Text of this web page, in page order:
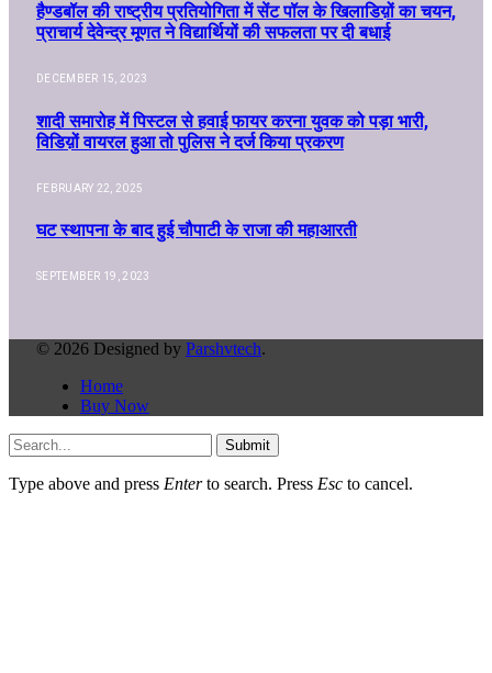
हैण्डबॉल की राष्ट्रीय प्रतियोगिता में सेंट पॉल के खिलाडिय़ों का चयन,
प्राचार्य देवेन्द्र मूणत ने विद्यार्थियों की सफलता पर दी बधाई
DECEMBER 15, 2023
शादी समारोह में पिस्टल से हवाई फायर करना युवक को पड़ा भारी,
विडिय़ों वायरल हुआ तो पुलिस ने दर्ज किया प्रकरण
FEBRUARY 22, 2025
घट स्थापना के बाद हुई चौपाटी के राजा की महाआरती
SEPTEMBER 19, 2023
© 2026 Designed by Parshvtech.
Home
Buy Now
Submit
Type above and press Enterto search. Press Esc to cancel.